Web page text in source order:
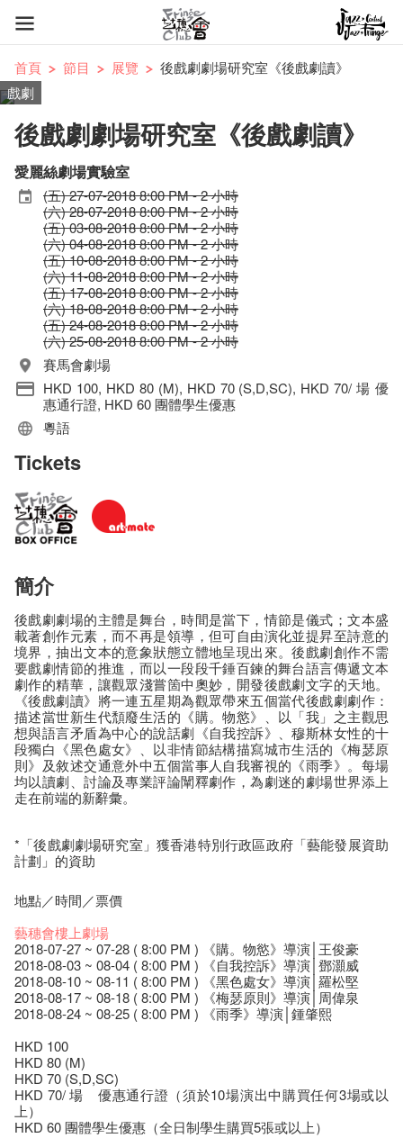
首頁 節目 展覽
後戲劇劇場研究室《後戲劇讀》
戲劇
後戲劇劇場研究室《後戲劇讀》
愛麗絲劇場實驗室
(五) 27-07-2018 8:00 PM - 2 小時
(六) 28-07-2018 8:00 PM - 2 小時
(五) 03-08-2018 8:00 PM - 2 小時
(六) 04-08-2018 8:00 PM - 2 小時
(五) 10-08-2018 8:00 PM - 2 小時
(六) 11-08-2018 8:00 PM - 2 小時
(五) 17-08-2018 8:00 PM - 2 小時
(六) 18-08-2018 8:00 PM - 2 小時
(五) 24-08-2018 8:00 PM - 2 小時
(六) 25-08-2018 8:00 PM - 2 小時
賽馬會劇場
HKD 100, HKD 80 (M), HKD 70 (S,D,SC), HKD 70/ 場 優
惠通行證, HKD 60 團體學生優惠
粵語
Tickets
簡介
後戲劇劇場的主體是舞台，時間是當下，情節是儀式；文本盛
載著創作元素，而不再是領導，但可自由演化並提昇至詩意的
境界，抽出文本的意象狀態立體地呈現出來。後戲劇創作不需
要戲劇情節的推進，而以一段段千錘百鍊的舞台語言傳遞文本
劇作的精華，讓觀眾淺嘗箇中奧妙，開發後戲劇文字的天地。
《後戲劇讀》將一連五星期為觀眾帶來五個當代後戲劇劇作：
描述當世新生代頹廢生活的《購。物慾》、以「我」之主觀思
想與語言矛盾為中心的說話劇《自我控訴》、穆斯林女性的十
段獨白《黑色處女》、以非情節結構描寫城市生活的《梅瑟原
則》及敘述交通意外中五個當事人自我審視的《雨季》。每場
均以讀劇、討論及專業評論闡釋劇作，為劇迷的劇場世界添上
走在前端的新辭彙。
*「後戲劇劇場研究室」獲香港特別行政區政府「藝能發展資助
計劃」的資助
地點／時間／票價
藝穗會樓上劇場
2018-07-27 ~ 07-28 ( 8:00 PM ) 《購。物慾》導演│王俊豪
2018-08-03 ~ 08-04 ( 8:00 PM ) 《自我控訴》導演│鄧灝威
2018-08-10 ~ 08-11 ( 8:00 PM ) 《黑色處女》導演│羅松堅
2018-08-17 ~ 08-18 ( 8:00 PM ) 《梅瑟原則》導演│周偉泉
2018-08-24 ~ 08-25 ( 8:00 PM ) 《雨季》導演│鍾肇熙
HKD 100
HKD 80 (M)
HKD 70 (S,D,SC)
HKD 70/ 場 優惠通行證（須於10場演出中購買任何3場或以
上）
HKD 60 團體學生優惠（全日制學生購買5張或以上）